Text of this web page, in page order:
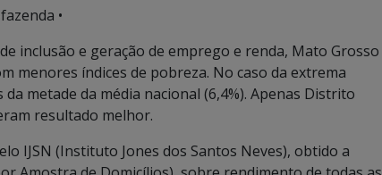
•
inclusão e geração de emprego e renda, Mato Grosso
menores índices de pobreza. No caso da extrema
metade da média nacional (6,4%). Apenas Distrito
resultado melhor.
IJSN (Instituto Jones dos Santos Neves), obtido a